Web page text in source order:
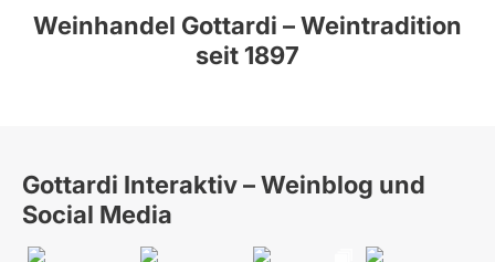
Weinhandel Gottardi – Weintradition
seit 1897
Gottardi Interaktiv – Weinblog und
Social Media